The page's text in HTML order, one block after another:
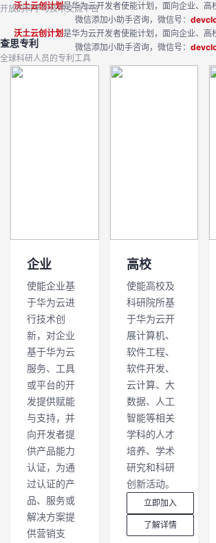
开放的科学与技术交流平台
查思专利
全球科研人员的专利工具
沃土云创计划是华为云开发者使能计划，面向企业、高
微信添加小助手咨询，微信号：
沃土云创计划是华为云开发者使能计划，面向企业、高
微信添加小助手咨询，微信号：
企业
使能企业基
于华为云进
行技术创
新，对企业
基于华为云
服务、工具
或平台的开
发提供赋能
与支持，并
向开发者提
供产品能力
认证，为通
过认证的产
品、服务或
解决方案提
供营销支
高校
使能高校及
科研院所基
于华为云开
展计算机、
软件工程、
软件开发、
云计算、大
数据、人工
智能等相关
学科的人才
培养、学术
研究和科研
创新活动。
立即加入
了解详情